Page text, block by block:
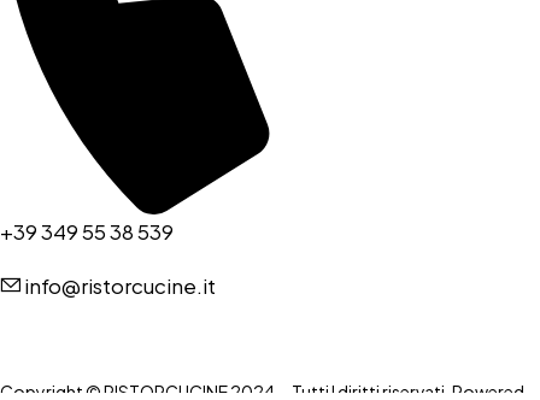
+39 349 55 38 539
info@ristorcucine.it
Copyright © RISTORCUCINE 2024 – Tutti I diritti riservati. Powered